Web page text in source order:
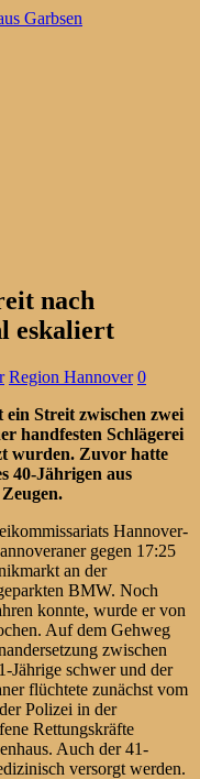
nach
eskaliert
Region Hannover 0
Streit zwischen zwei
handfesten Schlägerei
wurden. Zuvor hatte
40-Jährigen aus
Hannover-
gegen 17:25
an der
BMW. Noch
konnte, wurde er von
Auf dem Gehweg
zwischen
Jährige schwer und der
flüchtete zunächst vom
Polizei in der
Rettungskräfte
Auch der 41-
versorgt werden.